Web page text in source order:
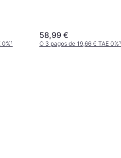
0%¹
58,99 €
O 3 pagos de 19,66 € TAE 0%¹